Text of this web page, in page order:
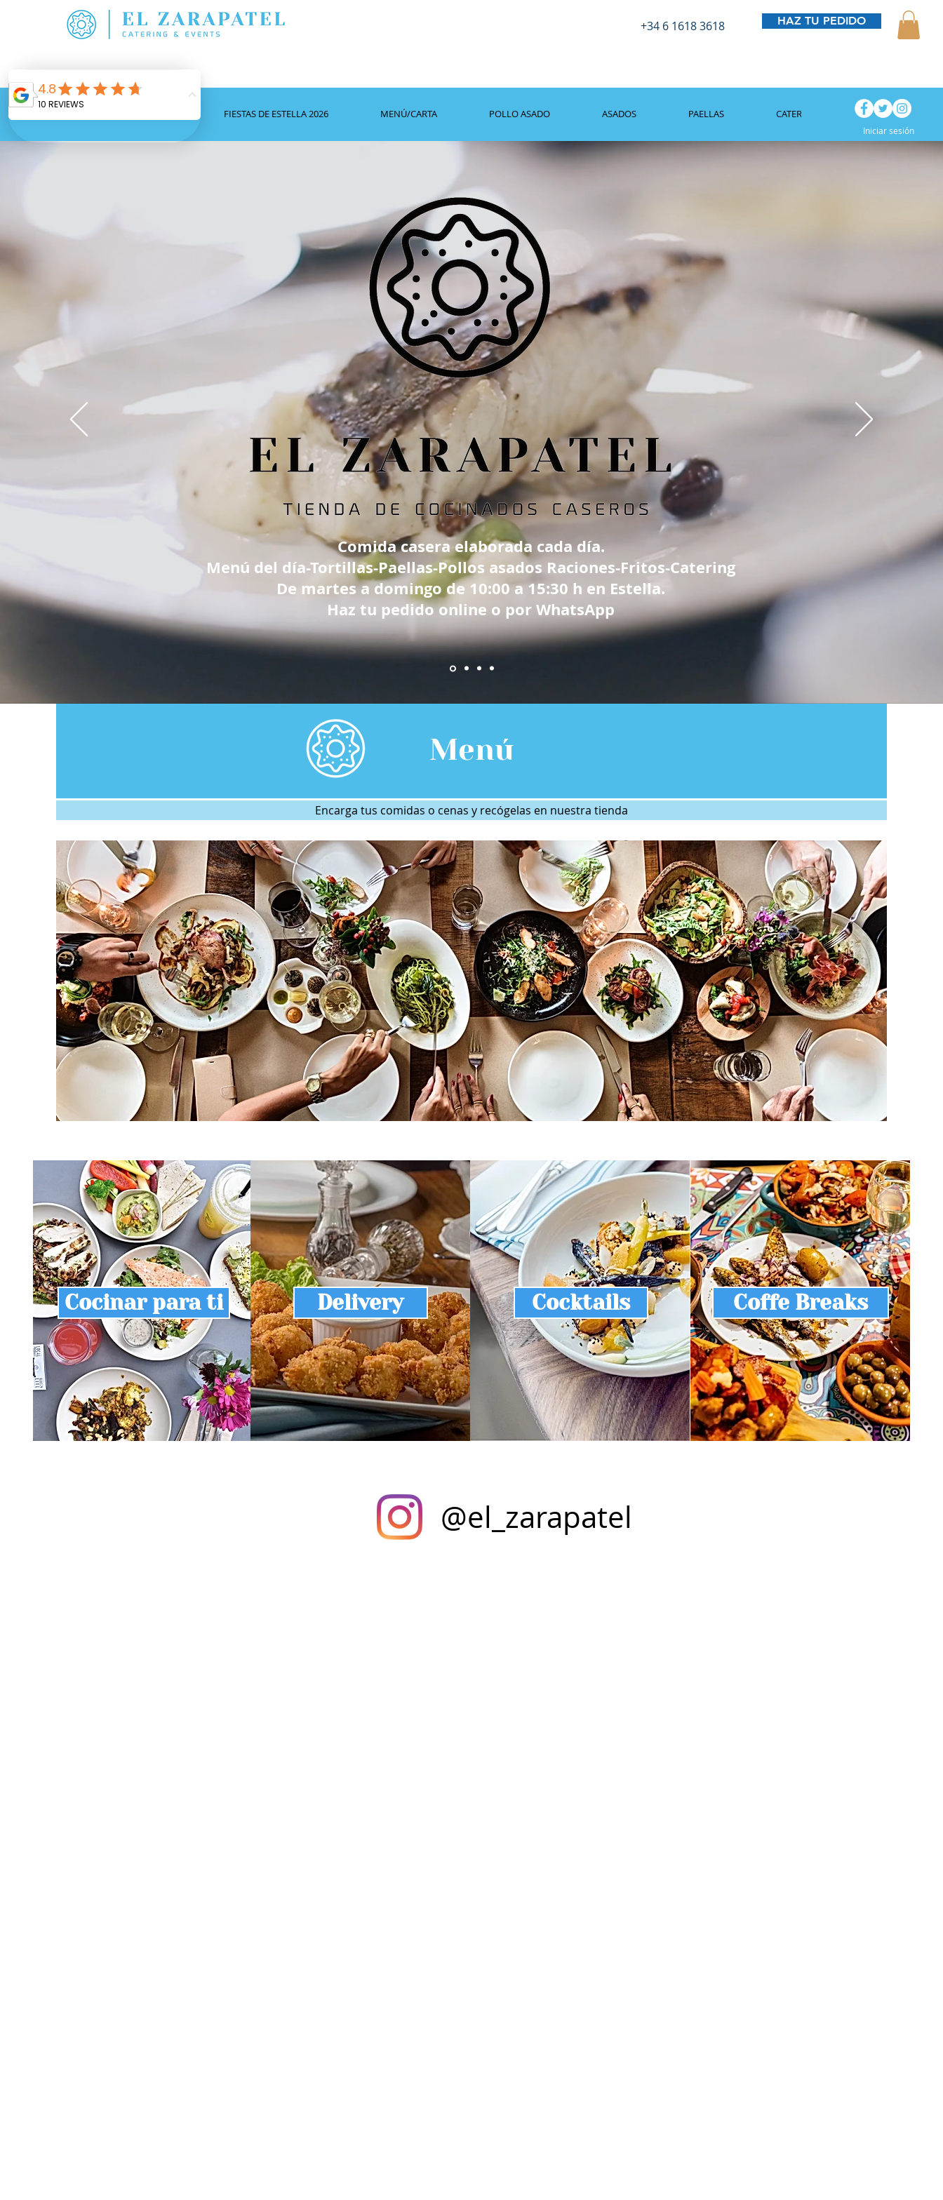
+34 6 1618 3618 HAZ TU PEDIDO
FIESTAS DE ESTELLA 2026 MENÚ/CARTA POLLO ASADO ASADOS PAELLAS CATERING BLOG
Iniciar sesión
Comida casera elaborada cada día.
Menú del día-Tortillas-Paellas-Pollos asados Raciones-Fritos-Catering
De martes a domingo de 10:00 a 15:30 h en Estella.
Haz tu pedido online o por WhatsApp
Menú
Encarga tus comidas o cenas y recógelas en nuestra tienda
Cocinar para ti Delivery Cocktails Coffe Breaks
@el_zarapatel